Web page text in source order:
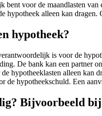
voor de maandlasten
alleen kan
hypotheek?
is voor de
De bank kan een
hypotheeklasten alleen kan
hypotheekschuld. Een
Bijvoorbeeld